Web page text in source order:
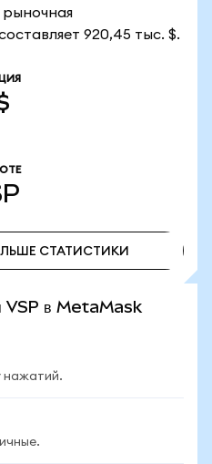
рыночная
920,45 тыс. $.
СТАТИСТИКИ
VSP в MetaMask
нажатий.